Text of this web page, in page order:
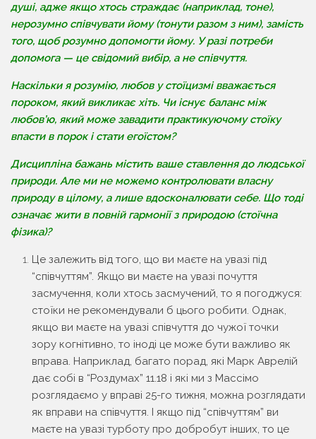
душі, адже якщо хтось страждає (наприклад, тоне),
нерозумно співчувати йому (тонути разом з ним), замість
того, щоб розумно допомогти йому. У разі потреби
допомога — це свідомий вибір, а не співчуття.
Наскільки я розумію, любов у стоїцизмі вважається
пороком, який викликає хіть. Чи існує баланс між
любов’ю, який може завадити практикуючому стоїку
впасти в порок і стати егоїстом?
Дисципліна бажань містить ваше ставлення до людської
природи. Але ми не можемо контролювати власну
природу в цілому, а лише вдосконалювати себе. Що тоді
означає жити в повній гармонії з природою (стоїчна
фізика)?
Це залежить від того, що ви маєте на увазі під
“співчуттям”. Якщо ви маєте на увазі почуття
засмучення, коли хтось засмучений, то я погоджуся:
стоїки не рекомендували б цього робити. Однак,
якщо ви маєте на увазі співчуття до чужої точки
зору когнітивно, то іноді це може бути важливо як
вправа. Наприклад, багато порад, які Марк Аврелій
дає собі в “Роздумах” 11.18 і які ми з Массімо
розглядаємо у вправі 25-го тижня, можна розглядати
як вправи на співчуття. І якщо під “співчуттям” ви
маєте на увазі турботу про добробут інших, то це